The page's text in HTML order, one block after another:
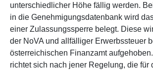
unterschiedlicher Höhe fällig werden.
in die Genehmigungsdatenbank wird
einer Zulassungssperre belegt. Diese
der NoVA und allfälliger Erwerbssteuer
österreichischen Finanzamt
richtet sich nach jener Regelung, die für